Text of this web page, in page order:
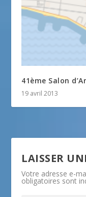
41ème Salon
19 avril 2013
LAISSER
Votre adresse e-
obligatoires sont